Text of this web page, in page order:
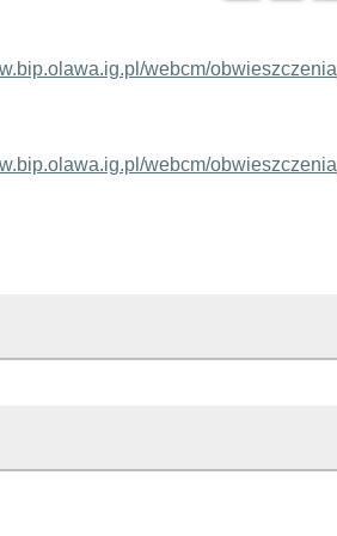
webcm/obwieszczenia
webcm/obwieszczenia